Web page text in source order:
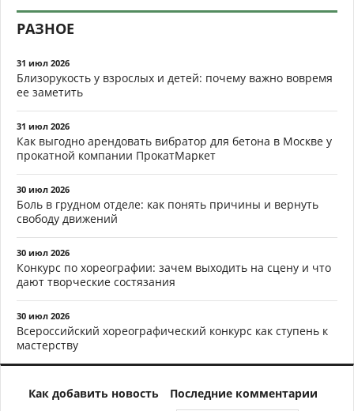
РАЗНОЕ
31 июл 2026
Близорукость у взрослых и детей: почему важно вовремя
ее заметить
31 июл 2026
Как выгодно арендовать вибратор для бетона в Москве у
прокатной компании ПрокатМаркет
30 июл 2026
Боль в грудном отделе: как понять причины и вернуть
свободу движений
30 июл 2026
Конкурс по хореографии: зачем выходить на сцену и что
дают творческие состязания
30 июл 2026
Всероссийский хореографический конкурс как ступень к
мастерству
Как добавить новость
Последние комментарии